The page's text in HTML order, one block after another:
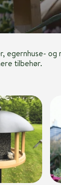
egernhuse- og
tilbehør.